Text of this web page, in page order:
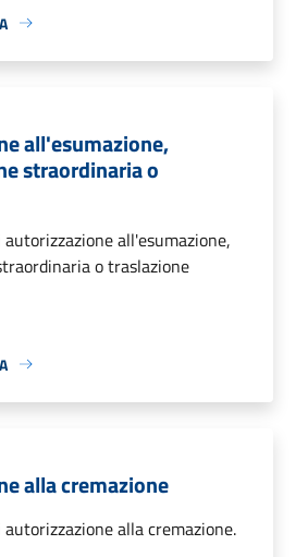
all'esumazione,
straordinaria o
all'esumazione,
o traslazione
alla cremazione
alla cremazione.